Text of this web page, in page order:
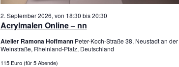
Acrylmalen Online – nn
2. September 2026, von 18:30 bis20:30
Atelier Ramona Hoffmann Peter-Koch-Straße 38, Neustadt an der
Weinstraße, Rheinland-Pfalz, Deutschland
115 Euro (für 5 Abende)